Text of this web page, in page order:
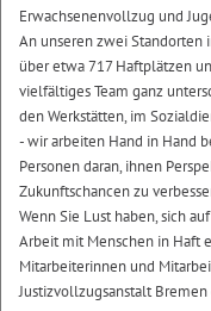
Erwachsenenvollzug und
An unseren zwei Standorten
über etwa 717 Haftplätzen
vielfältiges Team ganz
den Werkstätten, im
- wir arbeiten Hand in Hand
Personen daran, ihnen
Zukunftschancen zu
Wenn Sie Lust haben, sich
Arbeit mit Menschen in Haft
Mitarbeiterinnen und
Justizvollzugsanstalt